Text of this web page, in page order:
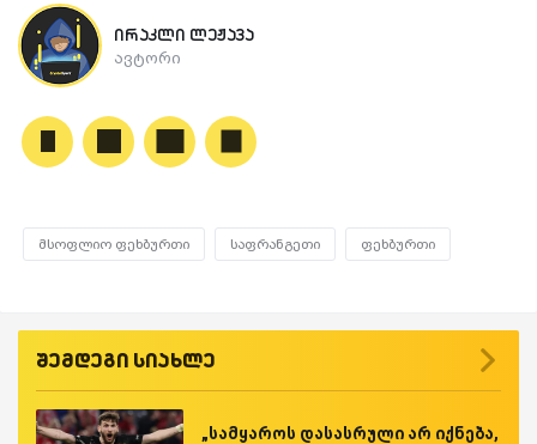
ირაკლი ლეჟავა
ავტორი
მსოფლიო ფეხბურთი საფრანგეთი ფეხბურთი
შემდეგი სიახლე
„სამყაროს დასასრული არ იქნება,